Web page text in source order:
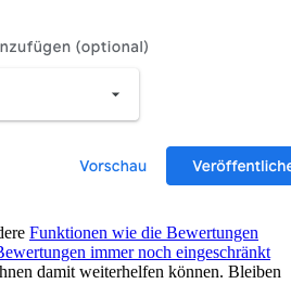
Funktionen wie die Bewertungen
immer noch eingeschränkt
damit weiterhelfen können. Bleiben